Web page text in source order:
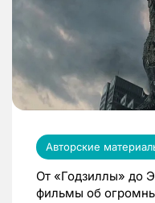
Авторские
От «Годзиллы» до
фильмы об